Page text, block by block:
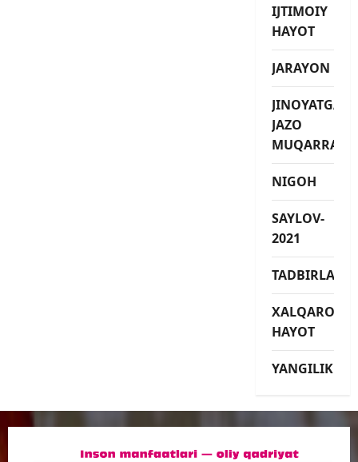
IJTIMOIY
HAYOT
JARAYON
JINOYATGA
JAZO
MUQARRAR
NIGOH
SAYLOV-
2021
TADBIRLAR
XALQARO
HAYOT
YANGILIKLAR